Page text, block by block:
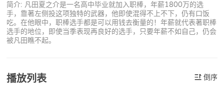
简介: 凡田夏之介是一名高中毕业就加入职棒，年薪1800万的选
手，靠著左侧投这项独特的武器，他即使混得不上不下，仍有口饭
吃。在他眼中，职棒选手都是可以用钱去衡量的！年薪就代表著职棒
选手的地位，即使当季表现再良好的选手，只要年薪不如自己，仍会
被凡田瞧不起。
播放列表 倒序